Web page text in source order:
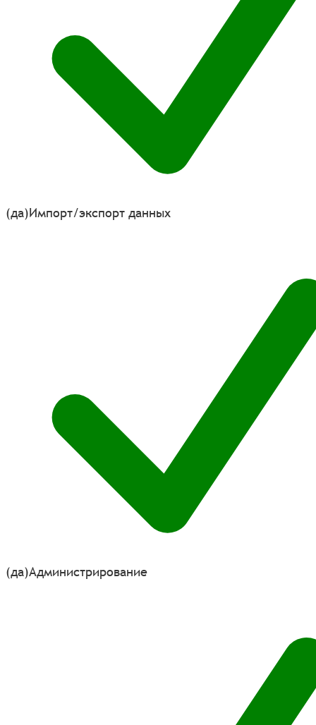
(да)Импорт/экспорт данных
(да)Администрирование